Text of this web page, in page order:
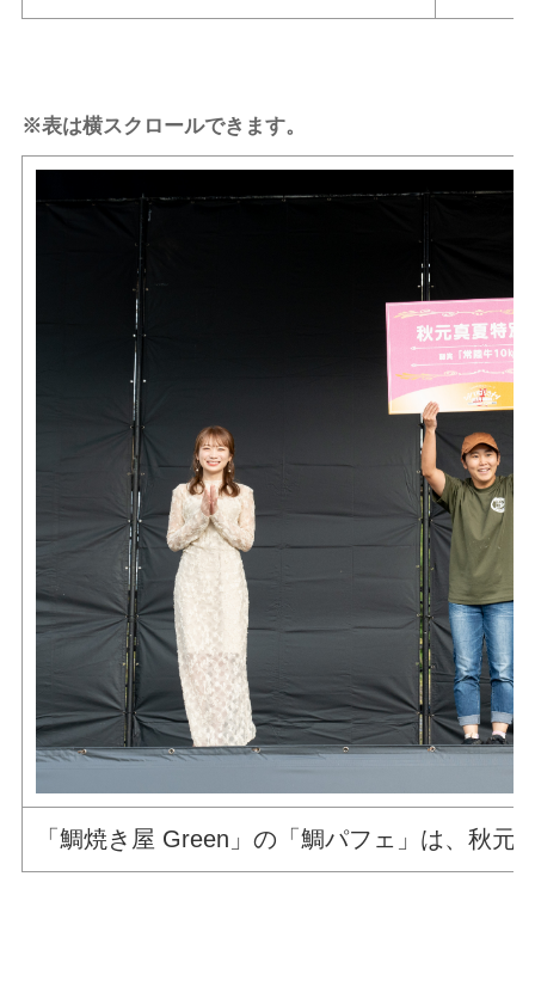
※表は横スクロールできます。
「鯛焼き屋 Green」の「鯛パフェ」は、秋